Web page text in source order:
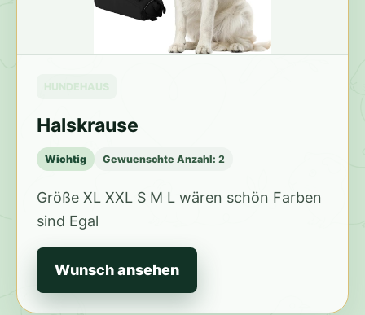
HUNDEHAUS
Halskrause
Wichtig Gewuenschte Anzahl: 2
Größe XL XXL S M L wären schön Farben
sind Egal
Wunsch ansehen